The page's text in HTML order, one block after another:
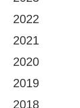
2022
2021
2020
2019
2018